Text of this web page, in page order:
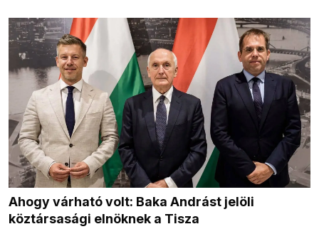
Ahogy várható volt: Baka Andrást jelöli
köztársasági elnöknek a Tisza